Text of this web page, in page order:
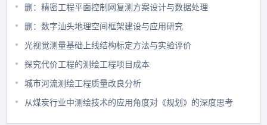
删：精密工程平面控制网复测方案设计与数据处理
删：数字汕头地理空间框架建设与应用研究
光视觉测量基础上线结构标定方法与实验评价
探究代价工程的测绘工程项目成本
城市河流测绘工程质量改良分析
从煤炭行业中测绘技术的应用角度对《规划》的深度思考